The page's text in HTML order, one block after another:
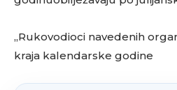
„Rukovodioci navedenih
kraja kalendarske godine